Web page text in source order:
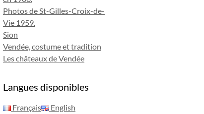
Photos de St-Gilles-Croix-de-
Vie 1959.
Sion
Vendée, costume et tradition
Les châteaux de Vendée
Langues disponibles
Français English